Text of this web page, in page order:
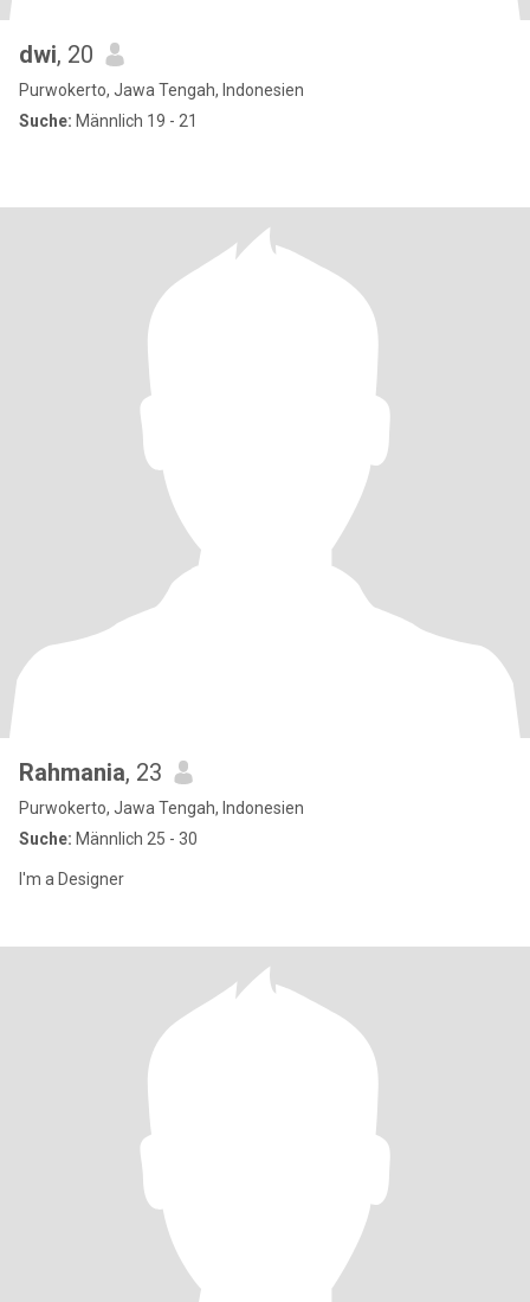
dwi, 20
Purwokerto, Jawa Tengah, Indonesien
Suche: Männlich 19 - 21
Rahmania, 23
Purwokerto, Jawa Tengah, Indonesien
Suche: Männlich 25 - 30
I'm a Designer